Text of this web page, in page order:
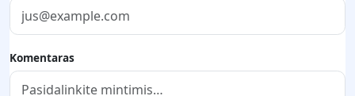
Komentaras